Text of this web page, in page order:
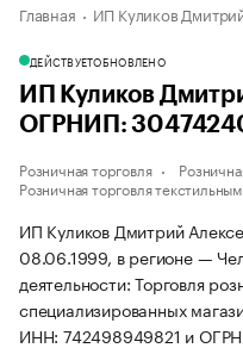
Главная ИП Куликов
ДЕЙСТВУЕТОБНОВЛЕНО
ИП Куликов
ОГРНИП:
Розничная торговля
Розничная торговля
ИП Куликов Дмитрий
08.06.1999, в регионе —
деятельности: Торговля
специализированных
ИНН: 742498949821 и